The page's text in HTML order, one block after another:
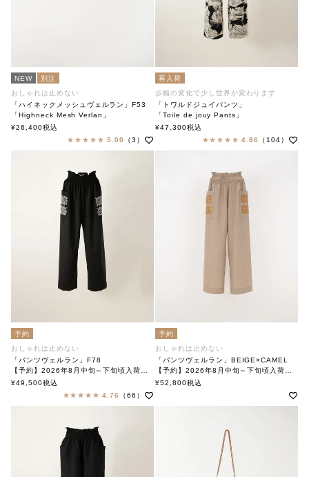
NEW
別注
おしゃれは止めない
「ハイネックメッシュヴェルラン」F53
「Highneck Mesh Verlan」
soutiencollar×ANTIPAST
¥26,400税込
5.00
（3）
再入荷
歩幅の変化で少し世界が変わります
「トワルドジュイパンツ」
「Toile de jouy Pants」
soutiencollar（ステンカラー）
¥47,300税込
4.86
（104）
予約
おしゃれは止めない
「パンツヴェルラン」F78
【予約】2026年8月中旬～下旬頃入荷予定
「Pants Verlan」
¥49,500税込
4.76
（66）
予約
おしゃれは止めない
「パンツヴェルラン」BEIGE×CAMEL
【予約】2026年8月中旬～下旬頃入荷予定
「Pants Verlan」BEIGE×CAMEL
¥52,800税込